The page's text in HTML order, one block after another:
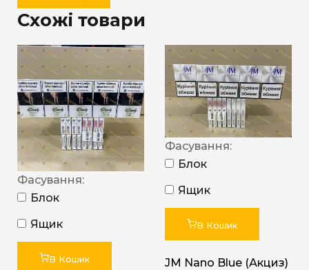
Схожі товари
Фасування:
Блок
Ящик
В Кошик
Фасування:
Блок
Ящик
В Кошик
JM Nano Blue (Акциз)